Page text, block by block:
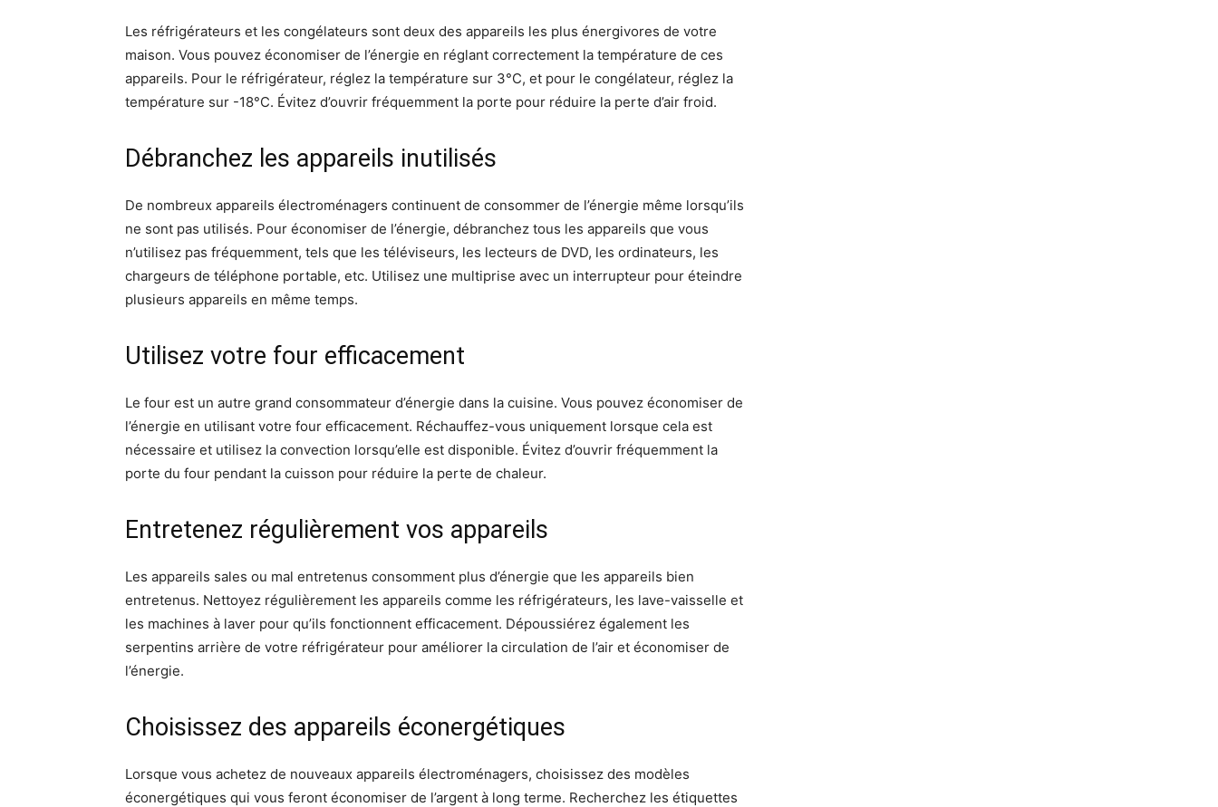
Les réfrigérateurs et les congélateurs sont deux des appareils les plus énergivores de votre
maison. Vous pouvez économiser de l’énergie en réglant correctement la température de ces
appareils. Pour le réfrigérateur, réglez la température sur 3°C, et pour le congélateur, réglez la
température sur -18°C. Évitez d’ouvrir fréquemment la porte pour réduire la perte d’air froid.
Débranchez les appareils inutilisés
De nombreux appareils électroménagers continuent de consommer de l’énergie même lorsqu’ils
ne sont pas utilisés. Pour économiser de l’énergie, débranchez tous les appareils que vous
n’utilisez pas fréquemment, tels que les téléviseurs, les lecteurs de DVD, les ordinateurs, les
chargeurs de téléphone portable, etc. Utilisez une multiprise avec un interrupteur pour éteindre
plusieurs appareils en même temps.
Utilisez votre four efficacement
Le four est un autre grand consommateur d’énergie dans la cuisine. Vous pouvez économiser de
l’énergie en utilisant votre four efficacement. Réchauffez-vous uniquement lorsque cela est
nécessaire et utilisez la convection lorsqu’elle est disponible. Évitez d’ouvrir fréquemment la
porte du four pendant la cuisson pour réduire la perte de chaleur.
Entretenez régulièrement vos appareils
Les appareils sales ou mal entretenus consomment plus d’énergie que les appareils bien
entretenus. Nettoyez régulièrement les appareils comme les réfrigérateurs, les lave-vaisselle et
les machines à laver pour qu’ils fonctionnent efficacement. Dépoussiérez également les
serpentins arrière de votre réfrigérateur pour améliorer la circulation de l’air et économiser de
l’énergie.
Choisissez des appareils éconergétiques
Lorsque vous achetez de nouveaux appareils électroménagers, choisissez des modèles
éconergétiques qui vous feront économiser de l’argent à long terme. Recherchez les étiquettes